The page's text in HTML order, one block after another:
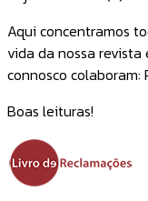
Aqui concentramos
vida da nossa
connosco colaboram:
Boas leituras!